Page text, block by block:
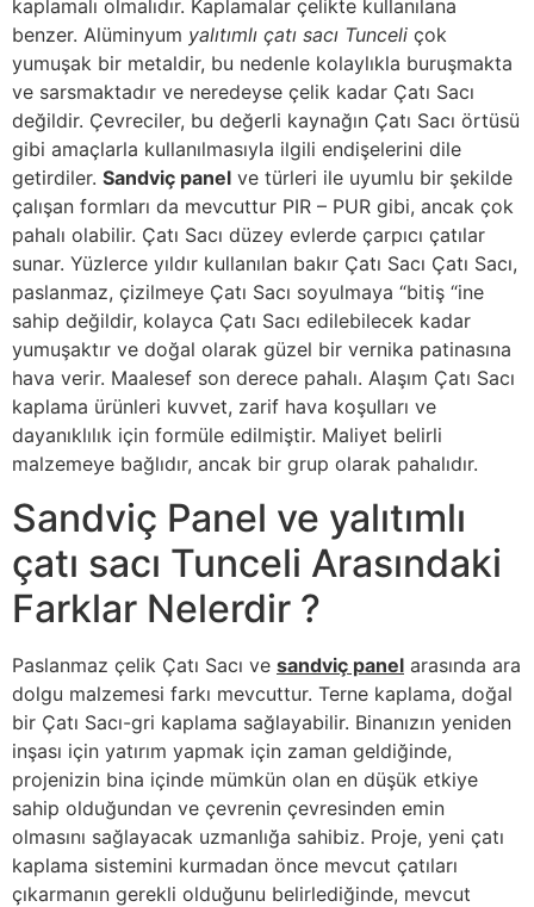
kaplamalı olmalıdır. Kaplamalar çelikte kullanılana
benzer. Alüminyum yalıtımlı çatı sacı Tunceli çok
yumuşak bir metaldir, bu nedenle kolaylıkla buruşmakta
ve sarsmaktadır ve neredeyse çelik kadar Çatı Sacı
değildir. Çevreciler, bu değerli kaynağın Çatı Sacı örtüsü
gibi amaçlarla kullanılmasıyla ilgili endişelerini dile
getirdiler. Sandviç panel ve türleri ile uyumlu bir şekilde
çalışan formları da mevcuttur PIR – PUR gibi, ancak çok
pahalı olabilir. Çatı Sacı düzey evlerde çarpıcı çatılar
sunar. Yüzlerce yıldır kullanılan bakır Çatı Sacı Çatı Sacı,
paslanmaz, çizilmeye Çatı Sacı soyulmaya “bitiş “ine
sahip değildir, kolayca Çatı Sacı edilebilecek kadar
yumuşaktır ve doğal olarak güzel bir vernika patinasına
hava verir. Maalesef son derece pahalı. Alaşım Çatı Sacı
kaplama ürünleri kuvvet, zarif hava koşulları ve
dayanıklılık için formüle edilmiştir. Maliyet belirli
malzemeye bağlıdır, ancak bir grup olarak pahalıdır.
Sandviç Panel ve yalıtımlı
çatı sacı Tunceli Arasındaki
Farklar Nelerdir ?
Paslanmaz çelik Çatı Sacı ve sandviç panel arasında ara
dolgu malzemesi farkı mevcuttur. Terne kaplama, doğal
bir Çatı Sacı-gri kaplama sağlayabilir. Binanızın yeniden
inşası için yatırım yapmak için zaman geldiğinde,
projenizin bina içinde mümkün olan en düşük etkiye
sahip olduğundan ve çevrenin çevresinden emin
olmasını sağlayacak uzmanlığa sahibiz. Proje, yeni çatı
kaplama sistemini kurmadan önce mevcut çatıları
çıkarmanın gerekli olduğunu belirlediğinde, mevcut